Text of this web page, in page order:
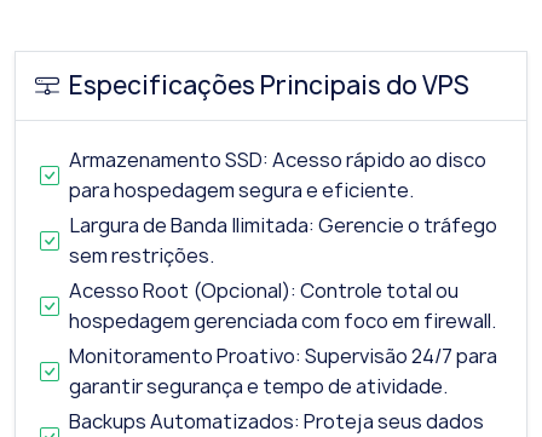
Especificações Principais do VPS
Armazenamento SSD: Acesso rápido ao disco
para hospedagem segura e eficiente.
Largura de Banda Ilimitada: Gerencie o tráfego
sem restrições.
Acesso Root (Opcional): Controle total ou
hospedagem gerenciada com foco em firewall.
Monitoramento Proativo: Supervisão 24/7 para
garantir segurança e tempo de atividade.
Backups Automatizados: Proteja seus dados